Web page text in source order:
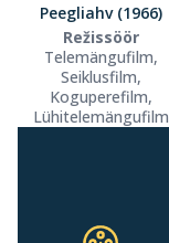
Peegliahv (1966)
Režissöör
Telemängufilm,
Seiklusfilm,
Koguperefilm,
Lühitelemängufilm